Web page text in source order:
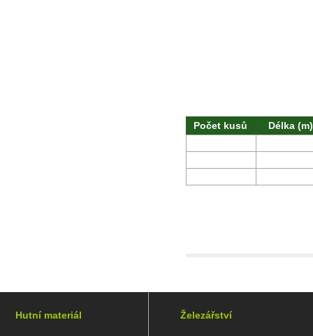
Počet kusů Délka (m)
Hutní materiál Železářství